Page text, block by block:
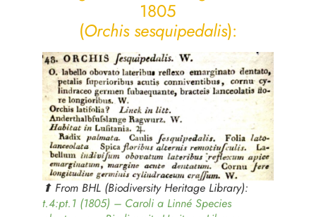
1805
(Orchis sesquipedalis):
⬆︎ From BHL (Biodiversity Heritage Library):
t.4:pt.1 (1805) – Caroli a Linné Species